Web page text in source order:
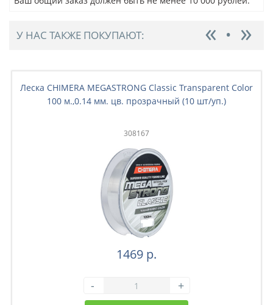
У НАС ТАКЖЕ ПОКУПАЮТ:
Леска CHIMERA MEGASTRONG Classic Transparent Color
100 м.,0.14 мм. цв. прозрачный (10 шт/уп.)
308167
1469 р.
- +